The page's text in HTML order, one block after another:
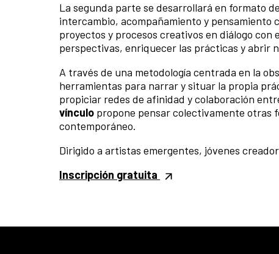
La segunda parte se desarrollará en formato
intercambio, acompañamiento y
proyectos y procesos creativos en diálogo
perspectivas, enriquecer las prácticas y abrir
A través de una metodología centrada en la
herramientas para narrar y situar la propia
propiciar redes de afinidad y colaboración
vínculo propone pensar colectivamente otras
contemporáneo.
Dirigido a artistas emergentes, jóvenes
Inscripción gratuita